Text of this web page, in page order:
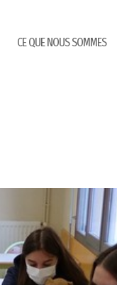
CE QUE NOUS SOMMES